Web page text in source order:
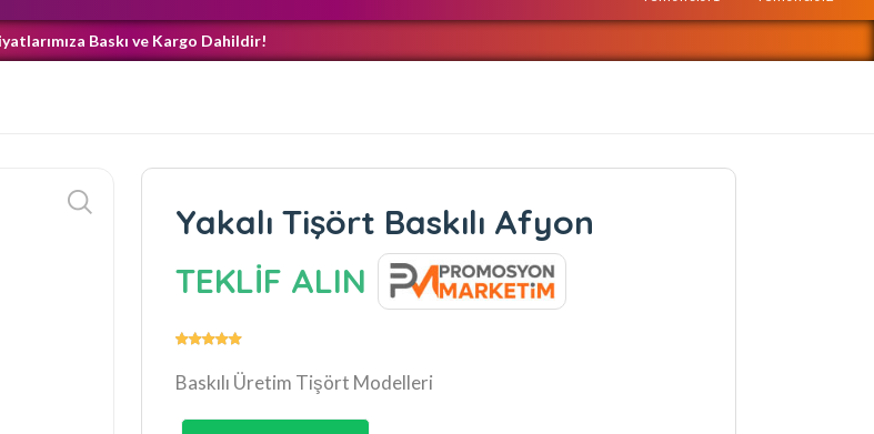
Baskı ve Kargo Dahildir!
Yakalı Tişört Baskılı Afyon
TEKLİF ALIN
Baskılı Üretim Tişört Modelleri